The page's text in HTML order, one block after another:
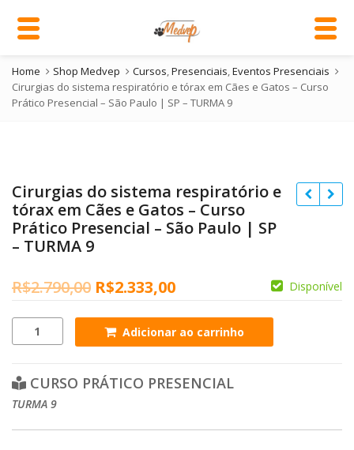
Home Shop Medvep Cursos,Presenciais,Eventos Presenciais
Cirurgias do sistema respiratório e tórax em Cães e Gatos – Curso
Prático Presencial – São Paulo | SP – TURMA 9
Cirurgias do sistema respiratório e
tórax em Cães e Gatos – Curso
Prático Presencial – São Paulo | SP
– TURMA 9
R$2.790,00 O
original
R$2.790,00.
R$2.333,00O
atual
R$2.333,00.
Disponível
Cirurgias
do
respiratório
e
tórax
em
Adicionar ao carrinho
CURSO PRÁTICO PRESENCIAL
TURMA 9